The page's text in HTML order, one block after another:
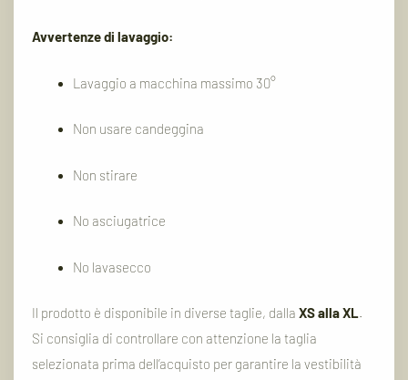
Avvertenze di lavaggio:
Lavaggio a macchina massimo 30°
Non usare candeggina
Non stirare
No asciugatrice
No lavasecco
Il prodotto è disponibile in diverse taglie, dalla XS alla XL.
Si consiglia di controllare con attenzione la taglia
selezionata prima dell’acquisto per garantire la vestibilità